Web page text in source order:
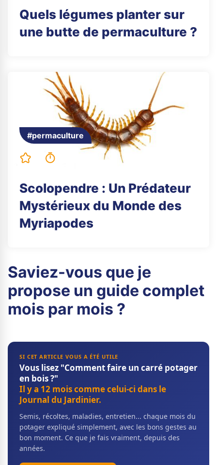
Quels légumes planter sur
une butte de permaculture ?
#permaculture
Scolopendre : Un Prédateur
Mystérieux du Monde des
Myriapodes
Saviez-vous que je
propose un guide complet
mois par mois ?
SI CET ARTICLE VOUS A ÉTÉ UTILE
Vous lisez "Comment faire un carré potager
en bois ?"
Il y a 12 mois comme celui-ci dans le
Journal du Jardinier.
Semis, récoltes, maladies, entretien... chaque mois du
potager expliqué simplement, avec les bons gestes au
bon moment. Ce que je fais vraiment, depuis des
années.